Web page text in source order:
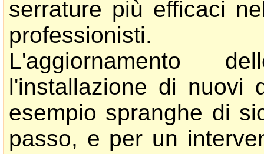
serrature più efficaci
professionisti.
L'aggiornamento
l'installazione di nuovi
esempio spranghe di
passo, e per un